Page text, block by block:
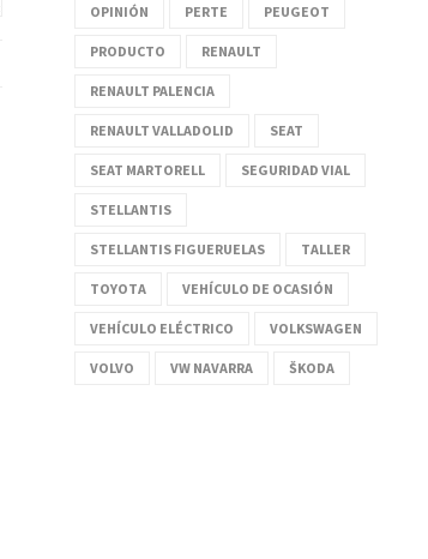
OPINIÓN PERTE PEUGEOT
PRODUCTO RENAULT
RENAULT PALENCIA
RENAULT VALLADOLID SEAT
SEAT MARTORELL SEGURIDAD VIAL
STELLANTIS
STELLANTIS FIGUERUELAS TALLER
TOYOTA VEHÍCULO DE OCASIÓN
VEHÍCULO ELÉCTRICO VOLKSWAGEN
VOLVO VW NAVARRA ŠKODA